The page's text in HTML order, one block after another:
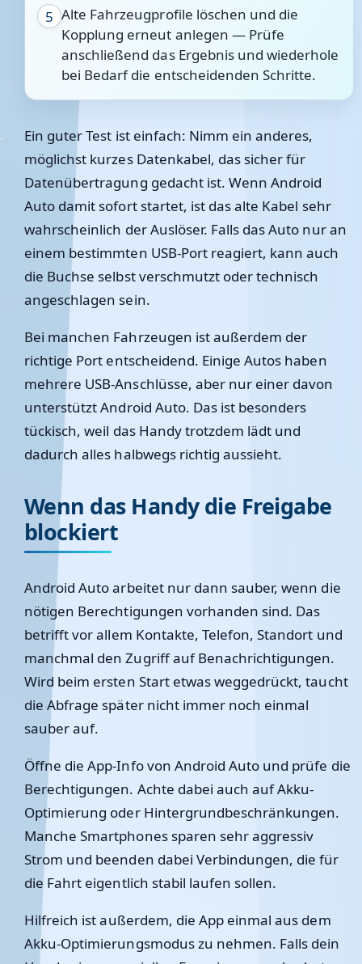
5 Alte Fahrzeugprofile löschen und die
Kopplung erneut anlegen — Prüfe
anschließend das Ergebnis und wiederhole
bei Bedarf die entscheidenden Schritte.
Ein guter Test ist einfach: Nimm ein anderes,
möglichst kurzes Datenkabel, das sicher für
Datenübertragung gedacht ist. Wenn Android
Auto damit sofort startet, ist das alte Kabel sehr
wahrscheinlich der Auslöser. Falls das Auto nur an
einem bestimmten USB-Port reagiert, kann auch
die Buchse selbst verschmutzt oder technisch
angeschlagen sein.
Bei manchen Fahrzeugen ist außerdem der
richtige Port entscheidend. Einige Autos haben
mehrere USB-Anschlüsse, aber nur einer davon
unterstützt Android Auto. Das ist besonders
tückisch, weil das Handy trotzdem lädt und
dadurch alles halbwegs richtig aussieht.
Wenn das Handy die Freigabe
blockiert
Android Auto arbeitet nur dann sauber, wenn die
nötigen Berechtigungen vorhanden sind. Das
betrifft vor allem Kontakte, Telefon, Standort und
manchmal den Zugriff auf Benachrichtigungen.
Wird beim ersten Start etwas weggedrückt, taucht
die Abfrage später nicht immer noch einmal
sauber auf.
Öffne die App-Info von Android Auto und prüfe die
Berechtigungen. Achte dabei auch auf Akku-
Optimierung oder Hintergrundbeschränkungen.
Manche Smartphones sparen sehr aggressiv
Strom und beenden dabei Verbindungen, die für
die Fahrt eigentlich stabil laufen sollen.
Hilfreich ist außerdem, die App einmal aus dem
Akku-Optimierungsmodus zu nehmen. Falls dein